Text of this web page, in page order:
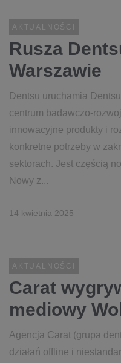
AKTUALNOŚCI
Rusza
Warszawie
Dentsu uruchamia
centrum badawczo-
innowacyjne produkty i
konkretne potrzeby w
sektorach. Jest częścią
Nowy z...
14 kwietnia 2025
AKTUALNOŚCI
Carat
mediowy
Agencja Carat (grupa
działań offline i